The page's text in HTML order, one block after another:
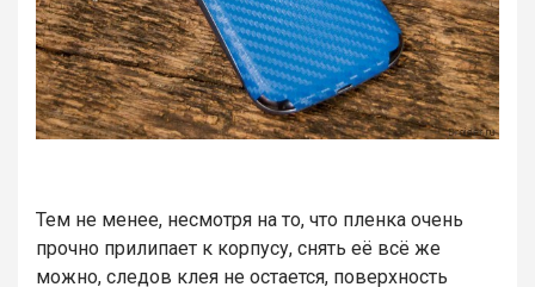
Тем не менее, несмотря на то, что пленка очень
прочно прилипает к корпусу, снять её всё же
можно, следов клея не остается, поверхность